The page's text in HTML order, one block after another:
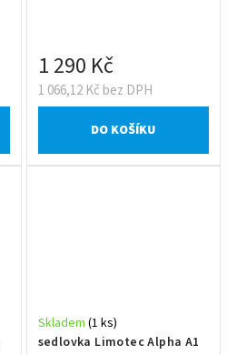
1 066,12 Kč bez DPH
1 290 Kč
DO KOŠÍKU
sedlovka Limotec Alpha A1
Skladem (1 ks)